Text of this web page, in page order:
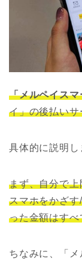
「メルペイス
イ」の後払い
具体的に説明し
まず、自分で
スマホをかざ
った金額はす
ちなみに、「メ